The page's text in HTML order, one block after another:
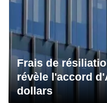
Frais de
révèle l'accord
dollars